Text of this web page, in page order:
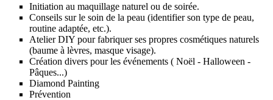
Initiation au maquillage naturel ou de soirée.
Conseils sur le soin de la peau (identifier son type de peau,
routine adaptée, etc.).
Atelier DIY pour fabriquer ses propres cosmétiques naturels
(baume à lèvres, masque visage).
Création divers pour les événements ( Noël - Halloween -
Pâques...)
Diamond Painting
Prévention